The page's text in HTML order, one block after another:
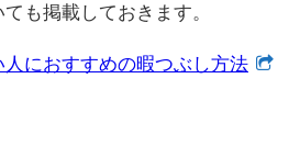
も掲載しておきます。
におすすめの暇つぶし方法